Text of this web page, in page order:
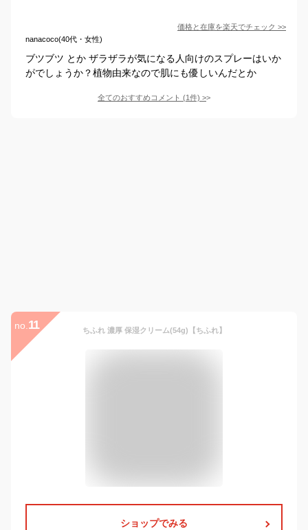
価格と在庫を楽天でチェック >>
nanacoco(40代・女性)
ブツブツ とか ザラザラが気になる人向けのスプレーはいか
がでしょうか？植物由来なので肌にも優しいんだとか
全てのおすすめコメント (1件) >
no. 11 ちふれ 濃厚 保湿クリーム(54g)【ちふれ】
ショップでみる